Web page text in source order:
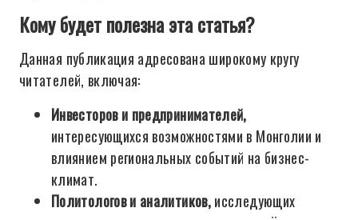
Кому будет полезна эта статья?
Данная публикация адресована широкому кругу
читателей, включая:
Инвесторов и предпринимателей,
интересующихся возможностями в Монголии и
влиянием региональных событий на бизнес-
климат.
Политологов и аналитиков,исследующих